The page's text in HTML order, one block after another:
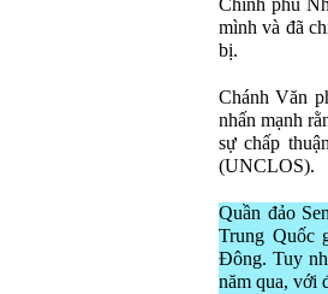
Chính phủ
mình và đã
bị.
Chánh Văn
nhấn mạnh
sự chấp
(UNCLOS).
Quần đảo
Trung Quốc
Đông. Tuy
năm qua, với